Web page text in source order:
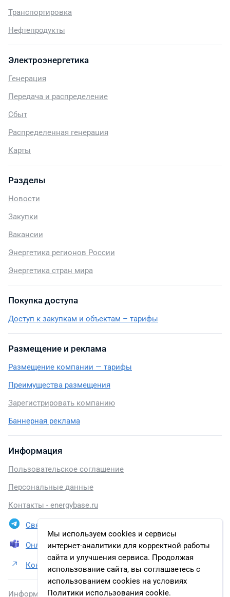
Мы используем cookies и сервисы
интернет-аналитики для корректной работы
сайта и улучшения сервиса. Продолжая
использование сайта, вы соглашаетесь с
использованием cookies на условиях
Политики использования cookie.
Транспортировка
Нефтепродукты
Электроэнергетика
Генерация
Передача и распределение
Сбыт
Распределенная генерация
Карты
Разделы
Новости
Закупки
Вакансии
Энергетика регионов России
Энергетика стран мира
Покупка доступа
Доступ к закупкам и объектам – тарифы
Размещение и реклама
Размещение компании — тарифы
Преимущества размещения
Зарегистрировать компанию
Баннерная реклама
Информация
Пользовательское соглашение
Персональные данные
Контакты - energybase.ru
Связаться в Telegram
Онлайн презентация
Контакты АО «Газпромнефть-Ноябрьскнефтегаз»
Информация, размещенная на сайте, включена в базу